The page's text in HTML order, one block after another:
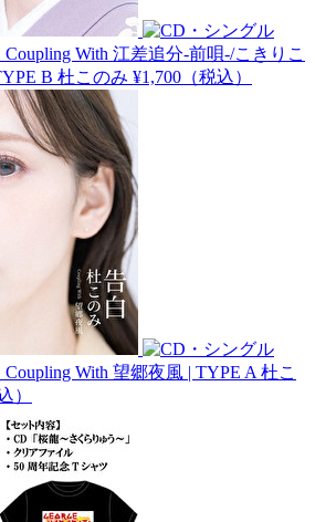
Coupling With 江差追分-前唄-/こきりこ
B 杜このみ ¥1,700（税込）
Coupling With 望郷夜風 | TYPE A 杜こ
）